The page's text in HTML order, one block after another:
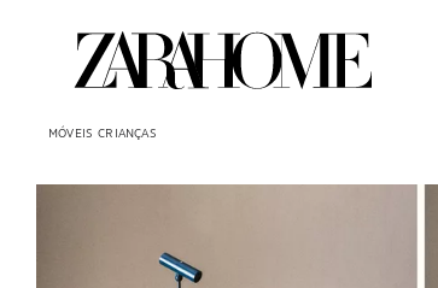
MÓVEIS CRIANÇAS